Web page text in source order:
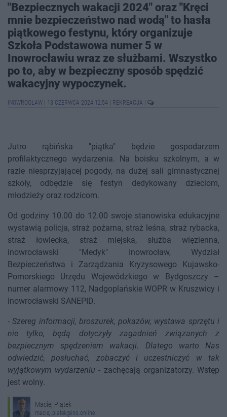
"Bezpiecznych wakacji 2024" oraz "Kręci
mnie bezpieczeństwo nad wodą" to hasła
piątkowego festynu, który organizuje
Szkoła Podstawowa numer 5 w
Inowrocławiu wraz ze służbami. Wszystko
po to, aby w bezpieczny sposób spędzić
wakacyjny wypoczynek.
INOWROCŁAW 13 CZERWCA 2024 12:54 REKREACJA
Jutro rąbińska "piątka" będzie gospodarzem
profilaktycznego wydarzenia. Na boisku szkolnym, a w
razie niesprzyjającej pogody, na dużej sali gimnastycznej
szkoły, odbędzie się festyn dedykowany dzieciom,
młodzieży oraz rodzicom.
Od godziny 10.00 do 12.00 swoje stanowiska edukacyjne
wystawią policja, straż pożarna, straż leśna, straż rybacka,
straż łowiecka, straż miejska, służba więzienna,
inowrocławski "Medyk" Inowrocław, Wydział
Bezpieczeństwa i Zarządzania Kryzysowego Kujawsko-
Pomorskiego Urzędu Wojewódzkiego w Bydgoszczy –
numer alarmowy 112, Nadgoplańskie WOPR w Kruszwicy i
inowrocławski SANEPID.
-Szereg informacji, broszurek, pokazów, wystawa sprzętu i
nie tylko, będą dotyczyły zagadnień związanych z
bezpiecznym spędzeniem wakacji. Dlatego warto Nas
odwiedzić, posłuchać, zobaczyć i uczestniczyć w tak
wyjątkowym wydarzeniu - zachęcają organizatorzy. Wstęp
jest wolny.
Maciej Piątek
maciej.piatek@ino.online